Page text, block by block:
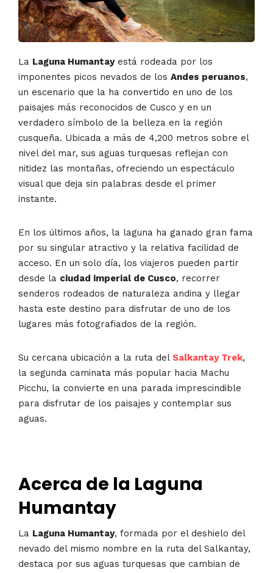
La Laguna Humantayestá rodeada por los
imponentes picos nevados de los Andes peruanos,
un escenario que la ha convertido en uno de los
paisajes más reconocidos de Cusco y en un
verdadero símbolo de la belleza en la región
cusqueña. Ubicada a más de 4,200 metros sobre el
nivel del mar, sus aguas turquesas reflejan con
nitidez las montañas, ofreciendo un espectáculo
visual que deja sin palabras desde el primer
instante.
En los últimos años, la laguna ha ganado gran fama
por su singular atractivo y la relativa facilidad de
acceso. En un solo día, los viajeros pueden partir
desde la ciudad imperial de Cusco, recorrer
senderos rodeados de naturaleza andina y llegar
hasta este destino para disfrutar de uno de los
lugares más fotografiados de la región.
Su cercana ubicación a la ruta del Salkantay Trek,
la segunda caminata más popular hacia Machu
Picchu, la convierte en una parada imprescindible
para disfrutar de los paisajes y contemplar sus
aguas.
Acerca de la Laguna
Humantay
La Laguna Humantay, formada por el deshielo del
nevado del mismo nombre en la ruta del Salkantay,
destaca por sus aguas turquesas que cambian de